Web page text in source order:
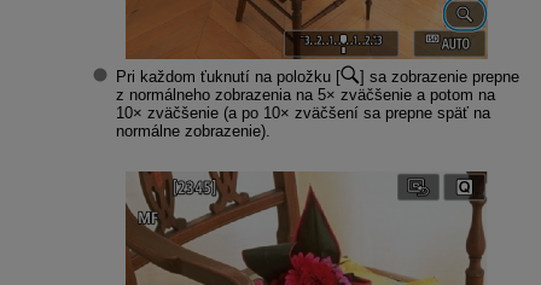
Pri každom ťuknutí na položku [
] sa zobrazenie prepne
z normálneho zobrazenia na 5× zväčšenie a potom na
10× zväčšenie (a po 10× zväčšení sa prepne späť na
normálne zobrazenie).